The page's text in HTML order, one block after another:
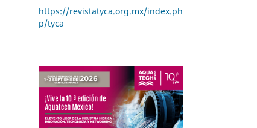
https://revistatyca.org.mx/index.ph
p/tyca